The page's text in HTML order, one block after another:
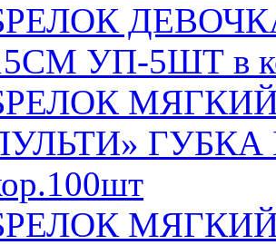
УП-5ШТ в
ГУБКА